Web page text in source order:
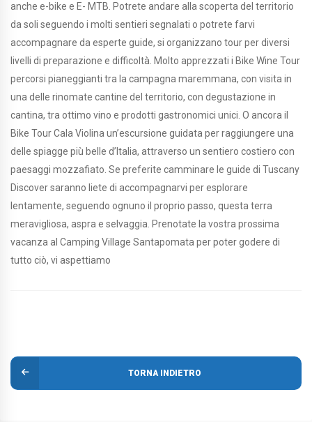
anche e-bike e E- MTB. Potrete andare alla scoperta del territorio
da soli seguendo i molti sentieri segnalati o potrete farvi
accompagnare da esperte guide, si organizzano tour per diversi
livelli di preparazione e difficoltà. Molto apprezzati i Bike Wine Tour
percorsi pianeggianti tra la campagna maremmana, con visita in
una delle rinomate cantine del territorio, con degustazione in
cantina, tra ottimo vino e prodotti gastronomici unici. O ancora il
Bike Tour Cala Violina un’escursione guidata per raggiungere una
delle spiagge più belle d’Italia, attraverso un sentiero costiero con
paesaggi mozzafiato. Se preferite camminare le guide di Tuscany
Discover saranno liete di accompagnarvi per esplorare
lentamente, seguendo ognuno il proprio passo, questa terra
meravigliosa, aspra e selvaggia. Prenotate la vostra prossima
vacanza al Camping Village Santapomata per poter godere di
tutto ciò, vi aspettiamo
TORNA INDIETRO